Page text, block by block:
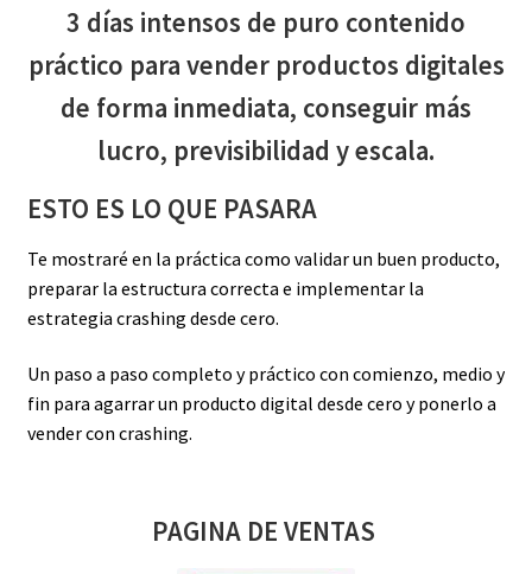
3 días intensos de puro contenido
práctico para vender productos digitales
de forma inmediata, conseguir más
lucro, previsibilidad y escala.
ESTO ES LO QUE PASARA
Te mostraré en la práctica como validar un buen producto,
preparar la estructura correcta e implementar la
estrategia crashing desde cero.
Un paso a paso completo y práctico con comienzo, medio y
fin para agarrar un producto digital desde cero y ponerlo a
vender con crashing.
PAGINA DE VENTAS